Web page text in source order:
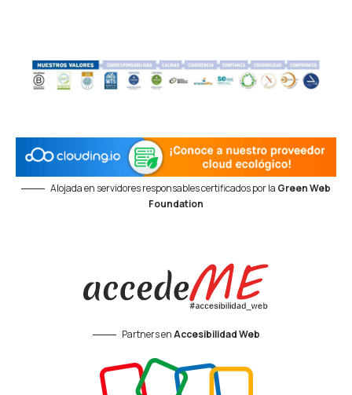
Alojada en servidores responsables certificados por la Green Web
Foundation
Partners enAccesibilidad Web